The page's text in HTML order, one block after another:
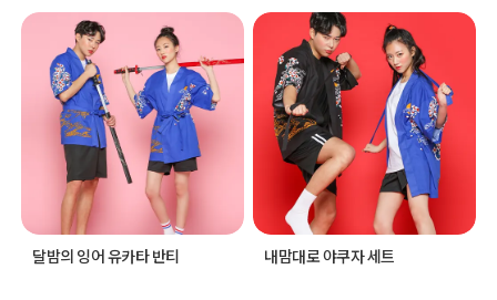
달밤의 잉어 유카타 반티 내맘대로 야쿠자 세트